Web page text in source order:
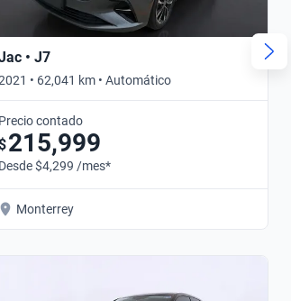
• J7
• 62,041 km • Automático
Precio contado
215,999
Desde $4,299 /mes*
Monterrey